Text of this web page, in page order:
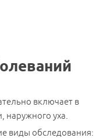
включает в
наружного уха.
виды обследования: